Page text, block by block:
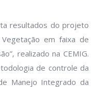
resultados do projeto
em faixa de
realizado na CEMIG.
de controle da
Manejo Integrado da